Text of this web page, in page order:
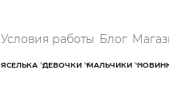
Условия работы Блог
ЯСЕЛЬКА ДЕВОЧКИ МАЛЬЧИКИ